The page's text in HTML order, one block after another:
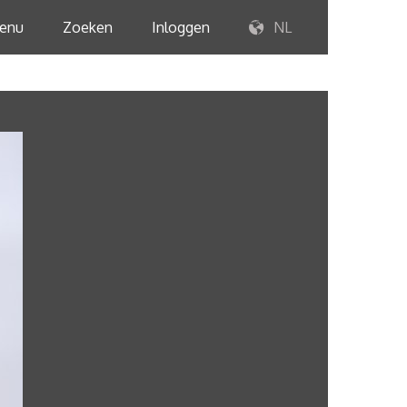
Zoeken Inloggen NL